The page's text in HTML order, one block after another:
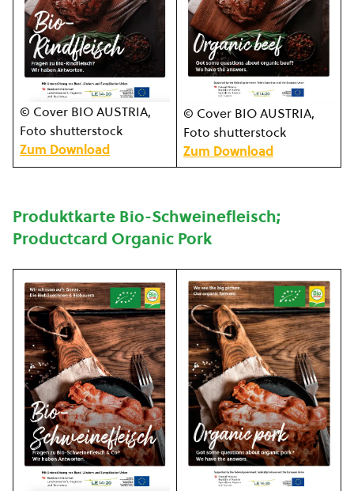
© Cover BIO AUSTRIA,
Foto shutterstock
Zum Download
© Cover BIO AUSTRIA,
Foto shutterstock
Zum Download
Produktkarte Bio-Schweinefleisch;
Productcard Organic Pork